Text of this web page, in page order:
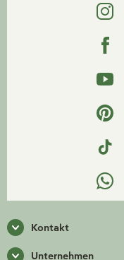
Kontakt
Unternehmen